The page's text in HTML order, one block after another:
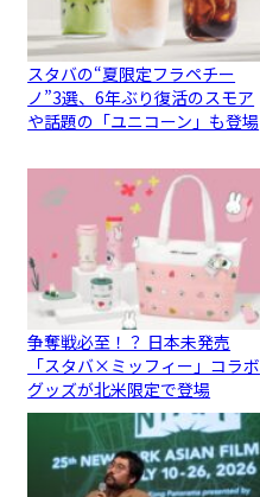
スタバの“夏限定フラペチー
ノ”3選、6年ぶり復活のスモア
や話題の「ユニコーン」も登場
争奪戦必至！？ 日本未発売
「スタバ×ミッフィー」コラボ
グッズが北米限定で登場